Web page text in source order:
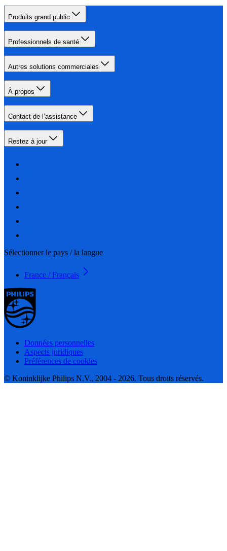
Produits grand public
Professionnels de santé
Autres solutions commerciales
À propos
Contact de l’assistance
Restez à jour
Sélectionner le pays / la langue
France / Français
Données personnelles
Aspects juridiques
Préférences de cookies
© Koninklijke Philips N.V., 2004 - 2026. Tous droits réservés.